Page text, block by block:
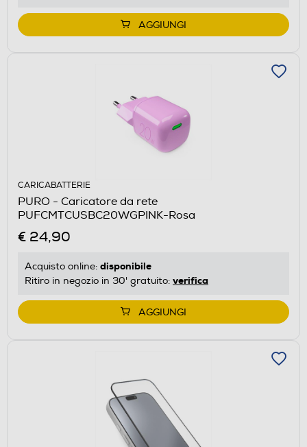
AGGIUNGI
CARICABATTERIE
PURO - Caricatore da rete
PUFCMTCUSBC20WGPINK-Rosa
€ 24,90
Acquisto online: disponibile
Ritiro in negozio in 30' gratuito: verifica
AGGIUNGI